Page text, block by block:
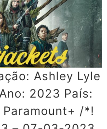
Ashley Lyle
2023 País:
/*!